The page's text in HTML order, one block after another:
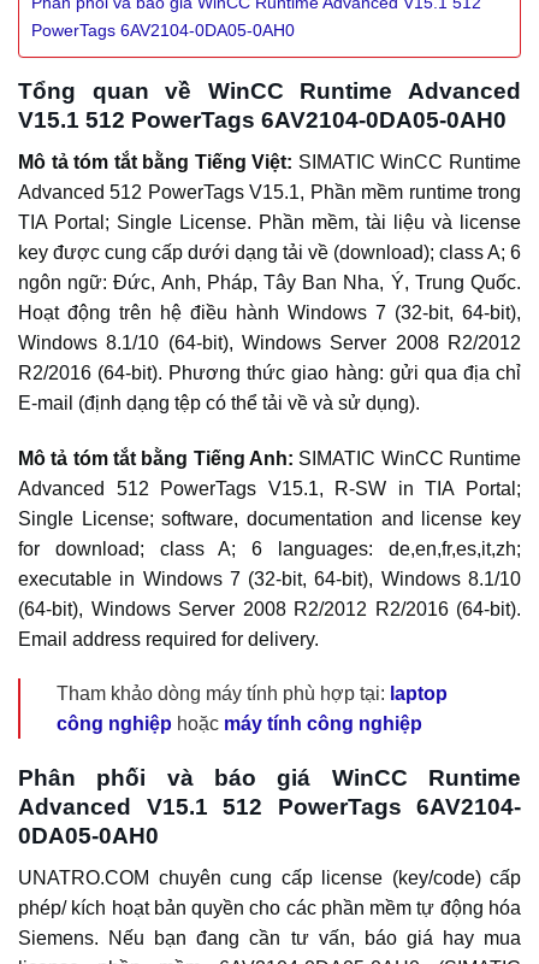
PowerTags 6AV2104-0DA05-0AH0
Tổng quan về WinCC Runtime Advanced
V15.1 512 PowerTags 6AV2104-0DA05-0AH0
Mô tả tóm tắt bằng Tiếng Việt: SIMATIC WinCC Runtime
Advanced 512 PowerTags V15.1, Phần mềm runtime trong
TIA Portal; Single License. Phần mềm, tài liệu và license
key được cung cấp dưới dạng tải về (download); class A; 6
ngôn ngữ: Đức, Anh, Pháp, Tây Ban Nha, Ý, Trung Quốc.
Hoạt động trên hệ điều hành Windows 7 (32-bit, 64-bit),
Windows 8.1/10 (64-bit), Windows Server 2008 R2/2012
R2/2016 (64-bit). Phương thức giao hàng: gửi qua địa chỉ
E-mail (định dạng tệp có thể tải về và sử dụng).
Mô tả tóm tắt bằng Tiếng Anh: SIMATIC WinCC Runtime
Advanced 512 PowerTags V15.1, R-SW in TIA Portal;
Single License; software, documentation and license key
for download; class A; 6 languages: de,en,fr,es,it,zh;
executable in Windows 7 (32-bit, 64-bit), Windows 8.1/10
(64-bit), Windows Server 2008 R2/2012 R2/2016 (64-bit).
Email address required for delivery.
Tham khảo dòng máy tính phù hợp tại: laptop
công nghiệp hoặc máy tính công nghiệp
Phân phối và báo giá WinCC Runtime
Advanced V15.1 512 PowerTags 6AV2104-
0DA05-0AH0
UNATRO.COM chuyên cung cấp license (key/code) cấp
phép/ kích hoạt bản quyền cho các phần mềm tự động hóa
Siemens. Nếu bạn đang cần tư vấn, báo giá hay mua